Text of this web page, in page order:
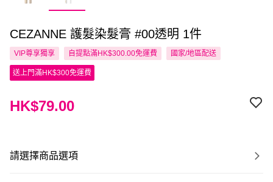
CEZANNE 護髮染髮膏 #00透明 1件
VIP尊享獨享 自提點滿HK$300.00免運費 國家/地區配送
送上門滿HK$300免運費
HK$79.00
請選擇商品選項